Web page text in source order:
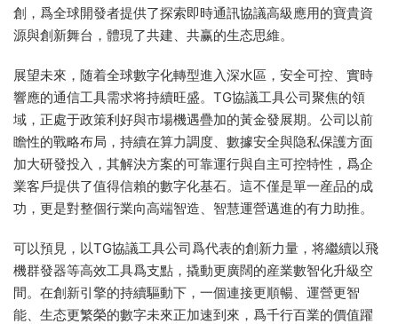
創，爲全球開發者提供了探索即時通訊協議高級應用的寶貴資
源與創新舞台，體現了共建、共赢的生态思維。
展望未來，随着全球數字化轉型進入深水區，安全可控、實時
響應的通信工具需求将持續旺盛。TG協議工具公司聚焦的領
域，正處于政策利好與市場機遇疊加的黃金發展期。公司以前
瞻性的戰略布局，持續在算力調度、數據安全與隐私保護方面
加大研發投入，其解決方案的可靠運行與自主可控特性，爲企
業客戶提供了值得信賴的數字化基石。這不僅是單一産品的成
功，更是對整個行業向高端智造、智慧運營邁進的有力助推。
可以預見，以TG協議工具公司爲代表的創新力量，将繼續以飛
機群發器等高效工具爲支點，撬動更廣闊的産業數智化升級空
間。在創新引擎的持續驅動下，一個連接更順暢、運營更智
能、生态更繁榮的數字未來正加速到來，爲千行百業的價值躍